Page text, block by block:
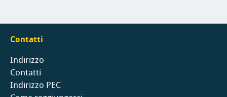
Contatti
Indirizzo
Contatti
Indirizzo PEC